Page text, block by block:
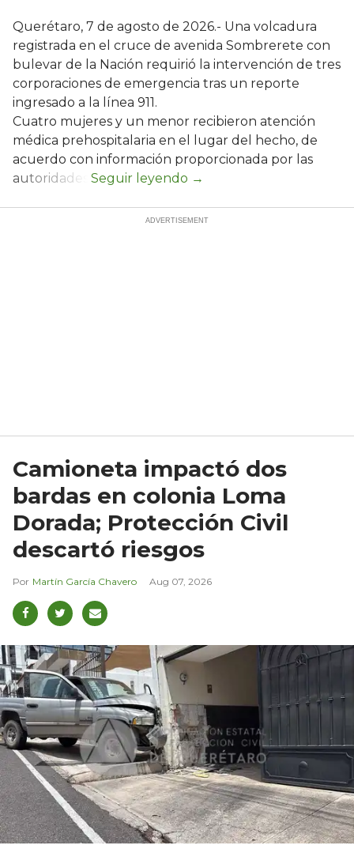
Querétaro, 7 de agosto de 2026.- Una volcadura
registrada en el cruce de avenida Sombrerete con
bulevar de la Nación requirió la intervención de tres
corporaciones de emergencia tras un reporte
ingresado a la línea 911.
Cuatro mujeres y un menor recibieron atención
médica prehospitalaria en el lugar del hecho, de
acuerdo con información proporcionada por las
autoridades.
Camioneta impactó dos
bardas en colonia Loma
Dorada; Protección Civil
descartó riesgos
Martín García Chavero Aug 07, 2026